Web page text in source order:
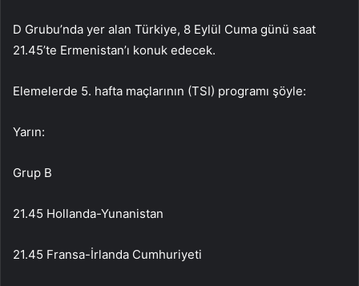
D Grubu’nda yer alan Türkiye, 8 Eylül Cuma günü saat
21.45’te Ermenistan’ı konuk edecek.
Elemelerde 5. hafta maçlarının (TSI) programı şöyle:
Yarın:
Grup B
21.45 Hollanda-Yunanistan
21.45 Fransa-İrlanda Cumhuriyeti